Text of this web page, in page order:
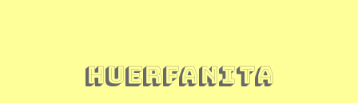
huerfanita